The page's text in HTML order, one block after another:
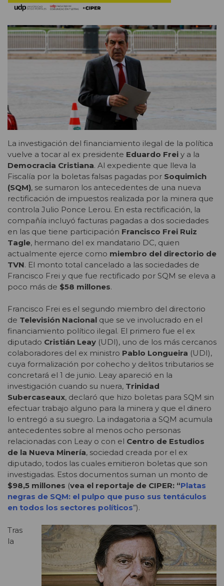
La investigación del financiamiento ilegal de la política
vuelve a tocar al ex presidente Eduardo Frei y a la
Democracia Cristiana. Al expediente que lleva la
Fiscalía por la boletas falsas pagadas por Soquimich
(SQM), se sumaron los antecedentes de una nueva
rectificación de impuestos realizada por la minera que
controla Julio Ponce Lerou. En esta rectificación, la
compañía incluyó facturas pagadas a dos sociedades
en las que tiene participación Francisco Frei Ruiz
Tagle, hermano del ex mandatario DC, quien
actualmente ejerce como miembro del directorio de
TVN. El monto total cancelado a las sociedades de
Francisco Frei y que fue rectificado por SQM se eleva a
poco más de $58 millones.
Francisco Frei es el segundo miembro del directorio
de Televisión Nacional que se ve involucrado en el
financiamiento político ilegal. El primero fue el ex
diputado Cristián Leay (UDI), uno de los más cercanos
colaboradores del ex ministro Pablo Longueira (UDI),
cuya formalización por cohecho y delitos tributarios se
concretará el 1 de junio. Leay apareció en la
investigación cuando su nuera, Trinidad
Subercaseaux, declaró que hizo boletas para SQM sin
efectuar trabajo alguno para la minera y que el dinero
lo entregó a su suegro. La indagatoria a SQM acumula
antecedentes sobre al menos ocho personas
relacionadas con Leay o con el Centro de Estudios
de la Nueva Minería, sociedad creada por el ex
diputado, todos las cuales emitieron boletas que son
investigadas. Estos documentos suman un monto de
$98,5 millones (vea el reportaje de CIPER: “Platas
negras de SQM: el pulpo que puso sus tentáculos
en todos los sectores políticos”).
Tras
la